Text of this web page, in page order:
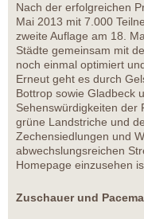
Nach der erfolgreichen
Mai 2013 mit 7.000
zweite Auflage am 18.
Städte gemeinsam mit
noch einmal optimiert
Erneut geht es durch
Bottrop sowie Gladbeck
Sehenswürdigkeiten der
grüne Landstriche und
Zechensiedlungen und
abwechslungsreichen
Homepage einzusehen
Zuschauer und